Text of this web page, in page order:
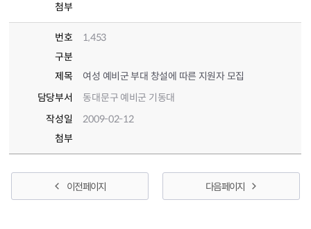
첨부
번호
1,453
구분
제목
여성 예비군 부대 창설에 따른 지원자 모집
담당부서
동대문구 예비군 기동대
작성일
2009-02-12
첨부
이전 페이지 다음 페이지